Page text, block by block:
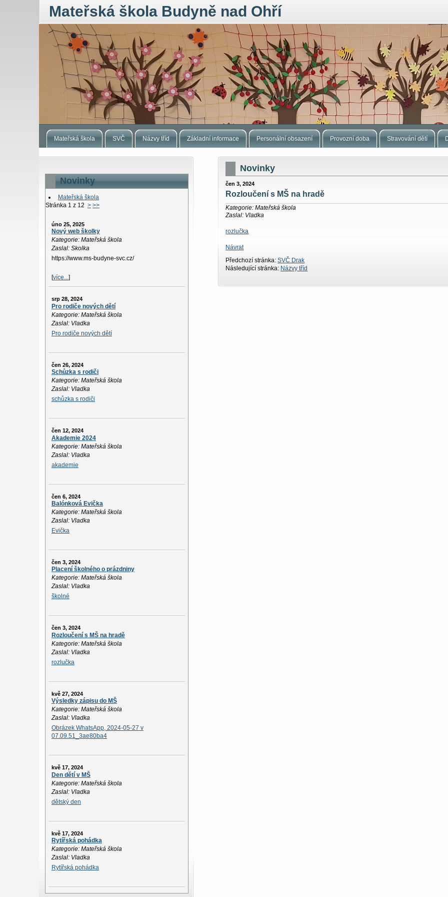
Mateřská škola Budyně nad Ohří
Mateřská škola SVČ Názvy tříd Základní informace Personální obsazení Provozní doba Stravování dětí
Novinky
Mateřská škola
Stránka 1 z 12 > >>
úno 25, 2025
Nový web školky
Kategorie: Mateřská škola
Zaslal: Skolka
https://www.ms-budyne-svc.cz/
[více...]
srp 28, 2024
Pro rodiče nových dětí
Kategorie: Mateřská škola
Zaslal: Vladka
Pro rodiče nových dětí
čen 26, 2024
Schůzka s rodiči
Kategorie: Mateřská škola
Zaslal: Vladka
schůzka s rodiči
čen 12, 2024
Akademie 2024
Kategorie: Mateřská škola
Zaslal: Vladka
akademie
čen 6, 2024
Balónková Evička
Kategorie: Mateřská škola
Zaslal: Vladka
Evička
čen 3, 2024
Placení školného o prázdniny
Kategorie: Mateřská škola
Zaslal: Vladka
školné
čen 3, 2024
Rozloučení s MŠ na hradě
Kategorie: Mateřská škola
Zaslal: Vladka
rozlučka
kvě 27, 2024
Výsledky zápisu do MŠ
Kategorie: Mateřská škola
Zaslal: Vladka
Obrázek WhatsApp, 2024-05-27 v
07.09.51_3ae80ba4
kvě 17, 2024
Den dětí v MŠ
Kategorie: Mateřská škola
Zaslal: Vladka
dětský den
kvě 17, 2024
Rytířská pohádka
Kategorie: Mateřská škola
Zaslal: Vladka
Rytířská pohádka
Novinky
čen 3, 2024
Rozloučení s MŠ na hradě
Kategorie: Mateřská škola
Zaslal: Vladka
rozlučka
Návrat
Předchozí stránka:SVČ Drak
Následující stránka: Názvy tříd